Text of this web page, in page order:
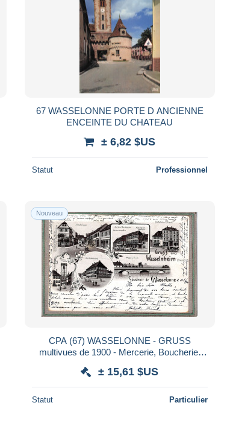
67 WASSELONNE PORTE D ANCIENNE
ENCEINTE DU CHATEAU
± 6,82 $US
Statut Professionnel
Nouveau
CPA (67) WASSELONNE - GRUSS
multivues de 1900 - Mercerie, Boucherie,
± 15,61 $US
Statut Particulier